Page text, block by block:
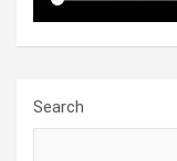
Search